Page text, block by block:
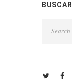
BUSCAR